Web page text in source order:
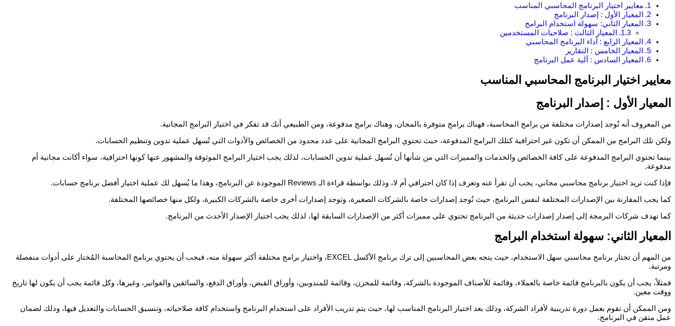
معايير اختيار البرنامج المحاسبي المناسب
المعيار الأول : إصدار البرنامج
المعيار الثاني: سهولة استخدام البرامج
المعيار الثالث : صلاحيات المستخدمين
المعيار الرابع : أداء البرنامج المحاسبي
المعيار الخامس : التقارير
المعيار السادس : آلية عمل البرنامج
معايير اختيار البرنامج المحاسبي المناسب
المعيار الأول : إصدار البرنامج
من المعروف أنه تُوجد إصدارات مختلفة من برامج المحاسبة، فهناك برامج متوفرة بالمجان، وهناك برامج مدفوعة، ومن الطبيعي أنك قد تفكر في اختيار البرامج المجانية.
ولكن تلك البرامج من الممكن أن تكون غير احترافية كتلك البرامج المدفوعة، حيث تحتوي البرامج المجانية على عدد محدود من الخصائص والأدوات التي تُسهل عملية تدوين وتنظيم الحسابات.
بينما تحتوي البرامج المدفوعة على كافة الخصائص والخدمات والمميزات التي من شأنها أن تُسهل عملية تدوين الحسابات، لذلك يجب اختيار البرامج الموثوقة والمشهور عنها كونها احترافية، سواء أكانت مجانية أم
مدفوعة.
فإذا كنت تريد اختيار برنامج محاسبي مجاني، يجب أن تقرأ عنه وتعرف إذا كان احترافي أم لا، وذلك بواسطة قراءة الـ Reviews الموجودة عن البرنامج، وهذا ما يُسهل لك عملية اختيار أفضل برنامج حسابات.
كما يجب المقارنة بين الإصدارات المختلفة لنفس البرنامج، حيث تُوجد إصدارات خاصة بالشركات الصغيرة، وتوجد إصدارات أخرى خاصة بالشركات الكبيرة، ولكل منها خصائصها المختلفة.
كما تهدف شركات البرمجة إلى إصدار إصدارات حديثة من البرنامج تحتوي على مميزات أكثر من الإصدارات السابقة لها، لذلك يجب اختيار الإصدار الأحدث من البرنامج.
المعيار الثاني: سهولة استخدام البرامج
من المهم أن تختار برنامج محاسبي سهل الاستخدام، حيث يتجه بعض المحاسبين إلى ترك برنامج الأكسل EXCEL، واختيار برامج مختلفة أكثر سهولة منه، فيجب أن يحتوي برنامج المحاسبة المُختار على أدوات منفصلة
ومرتبة.
فمثلاً، يجب أن يكون بالبرنامج قائمة خاصة بالعملاء، وقائمة للأصناف الموجودة بالشركة، وقائمة للمخزن، وقائمة للمندوبين، وأوراق القبض، وأوراق الدفع، والسائقين والفواتير، وغيرها، وكل قائمة يجب أن يكون لها تاريخ
ووقت معين.
ومن الممكن أن تقوم بعمل دورة تدريبية لأفراد الشركة، وذلك بعد اختيار البرنامج المناسب لها، حيث يتم تدريب الأفراد على استخدام البرنامج واستخدام كافة صلاحياته، وتنسيق الحسابات والتعديل فيها، وذلك لضمان
عمل متقن في البرنامج.